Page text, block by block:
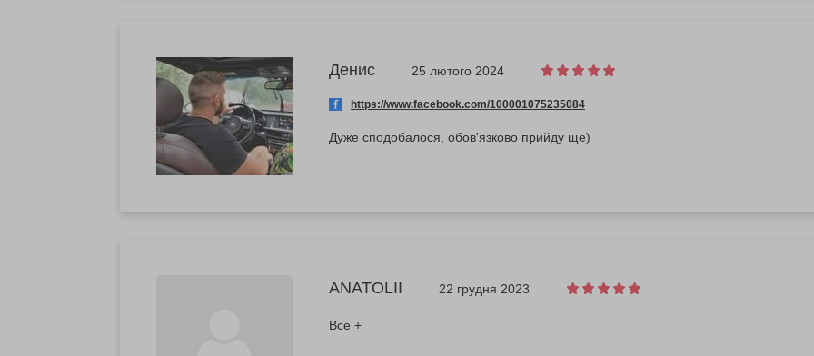
Денис 25 лютого 2024
https://www.facebook.com/100001075235084
Дуже сподобалося, обов'язково прийду ще)
ANATOLII 22 грудня 2023
Все +